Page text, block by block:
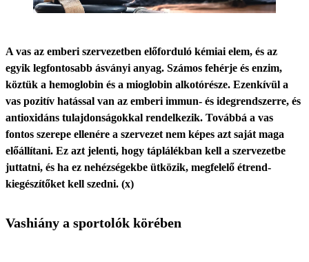
A vas az emberi szervezetben előforduló kémiai elem, és az
egyik legfontosabb ásványi anyag. Számos fehérje és enzim,
köztük a hemoglobin és a mioglobin alkotórésze. Ezenkívül a
vas pozitív hatással van az emberi immun- és idegrendszerre, és
antioxidáns tulajdonságokkal rendelkezik. Továbbá a vas
fontos szerepe ellenére a szervezet nem képes azt saját maga
előállítani. Ez azt jelenti, hogy táplálékban kell a szervezetbe
juttatni, és ha ez nehézségekbe ütközik, megfelelő étrend-
kiegészítőket kell szedni. (x)
Vashiány a sportolók körében